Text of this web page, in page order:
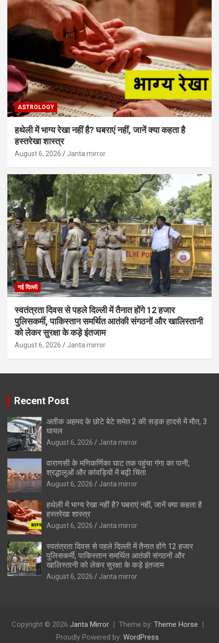
ASTROLOGY
हथेली में भाग्य रेखा नहीं है? घबराएं नहीं, जानें क्या कहता है
हस्तरेखा शास्त्र
August 6, 2026 Janta mirror
नई दिल्ली
स्वतंत्रता दिवस से पहले दिल्ली में तैनात होंगे 12 हजार
पुलिसकर्मी, पाकिस्तान समर्थित आतंकी संगठनों और खालिस्तानी
को लेकर सुरक्षा के कड़े इंतजाम
August 6, 2026 Janta mirror
Recent Post
अतीक अहमद के छोटे बेटे समेत 2 की सड़क हादसे में मौत, 3
घायल
August 6, 2026 Janta mirror
वाराणसी के मणिकर्णिका घाट तक पहुंचा गंगा का पानी,
श्रद्धालुओं और कांवड़ियों में बढ़ी चिंता
August 6, 2026 Janta mirror
हथेली में भाग्य रेखा नहीं है? घबराएं नहीं, जानें क्या कहता है
हस्तरेखा शास्त्र
August 6, 2026 Janta mirror
स्वतंत्रता दिवस से पहले दिल्ली में तैनात होंगे 12 हजार
पुलिसकर्मी, पाकिस्तान समर्थित आतंकी संगठनों और
खालिस्तानी को लेकर सुरक्षा के कड़े इंतजाम
August 6, 2026 Janta mirror
Copyright © 2026 Janta Mirror Theme by: Theme Horse
Proudly Powered by: WordPress